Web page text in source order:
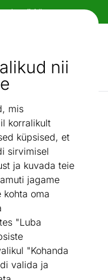
nii
mis
korralikult
küpsised, et
sirvimisel
ja kuvada teie
jagame
kohta oma
"Luba
"Kohanda
valida ja
AI otsing
Rampside